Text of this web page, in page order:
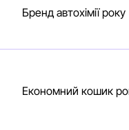
Бренд автохімії року
Економний кошик